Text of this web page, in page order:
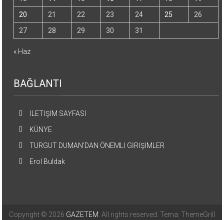
20
21 22 23 24 25
26
27
28 29 30 31
« Haz
BAĞLANTI
İLETİŞİM SAYFASI
KÜNYE
TURGUT DUMAN’DAN ÖNEMLİ GİRİŞİMLER
Erol Buldak
Copyright © 2026 GAZETEM . All rights reserved. Tema: ThemeGrill